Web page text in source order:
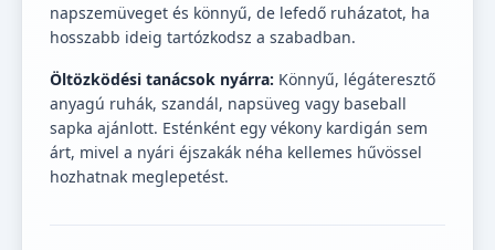
napszemüveget és könnyű, de lefedő ruházatot, ha
hosszabb ideig tartózkodsz a szabadban.
Öltözködési tanácsok nyárra: Könnyű, légáteresztő
anyagú ruhák, szandál, napsüveg vagy baseball
sapka ajánlott. Esténként egy vékony kardigán sem
árt, mivel a nyári éjszakák néha kellemes hűvössel
hozhatnak meglepetést.